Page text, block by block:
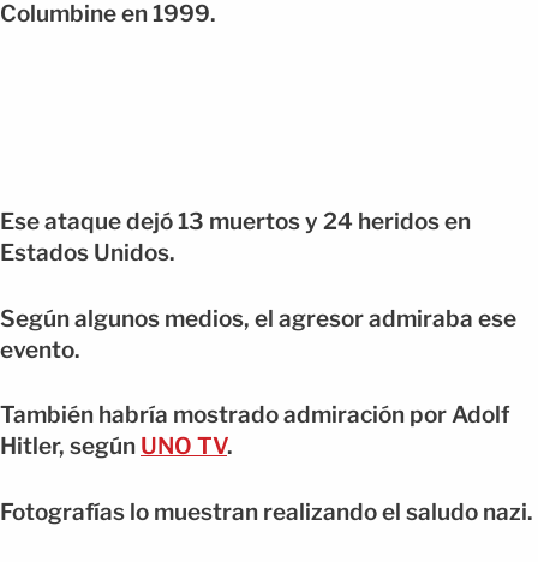
Columbine en 1999.
Ese ataque dejó 13 muertos y 24 heridos en
Estados Unidos.
Según algunos medios, el agresor admiraba ese
evento.
También habría mostrado admiración por Adolf
Hitler, según UNO TV.
Fotografías lo muestran realizando el saludo nazi.